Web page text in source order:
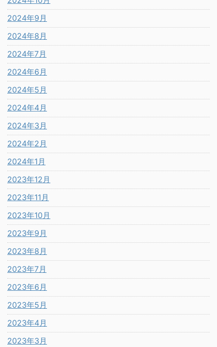
2024年9月
2024年8月
2024年7月
2024年6月
2024年5月
2024年4月
2024年3月
2024年2月
2024年1月
2023年12月
2023年11月
2023年10月
2023年9月
2023年8月
2023年7月
2023年6月
2023年5月
2023年4月
2023年3月